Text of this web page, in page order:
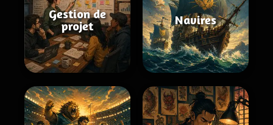
Gestion de
projet
Navires